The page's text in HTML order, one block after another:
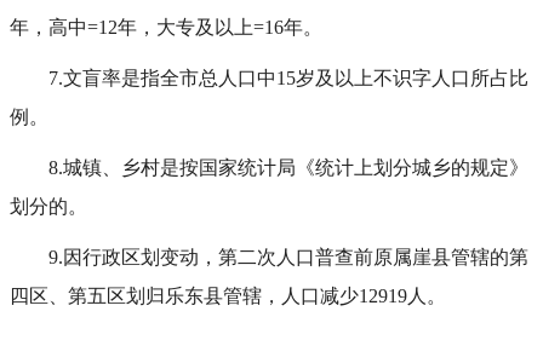
年，高中=12年，大专及以上=16年。
7.文盲率是指全市总人口中15岁及以上不识字人口所占比
例。
8.城镇、乡村是按国家统计局《统计上划分城乡的规定》
划分的。
9.因行政区划变动，第二次人口普查前原属崖县管辖的第
四区、第五区划归乐东县管辖，人口减少12919人。